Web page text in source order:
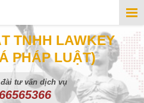
TNHH LAWKEY
PHÁP LUẬT)
tư vấn dịch vụ